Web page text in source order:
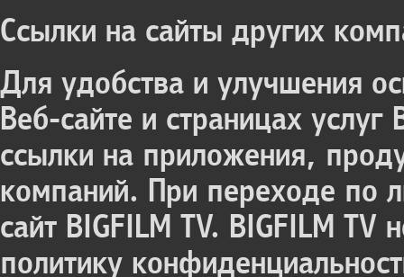
Ссылки на сайты других
Для удобства и улучшения
Веб-сайте и страницах услуг
ссылки на приложения,
компаний. При переходе по
сайт BIGFILM TV. BIGFILM TV
политику